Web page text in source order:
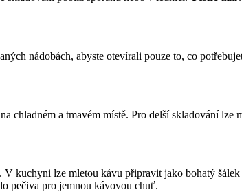
nádobách, abyste otevírali pouze to, co
chladném a tmavém místě. Pro delší skladování lze
kuchyni lze mletou kávu připravit jako bohatý
pečiva pro jemnou kávovou chuť.